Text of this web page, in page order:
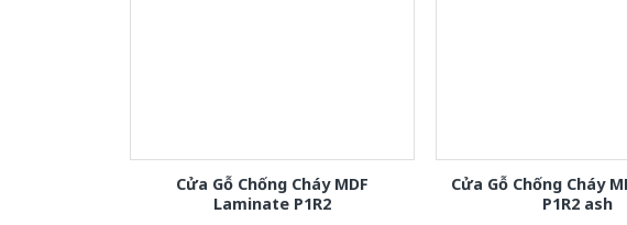
Cửa Gỗ Chống Cháy MDF
Laminate P1R2
Cửa Gỗ Chống Cháy
P1R2 ash